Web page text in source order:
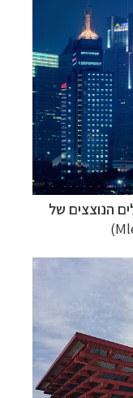
הנוצצים של